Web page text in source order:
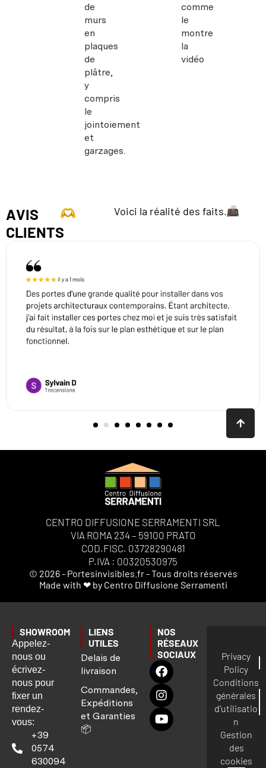
de
murs
en
plaques
de
plâtre,
y
compris
le
jointoiement
et
garzages.
comme
le
montre
la
vidéo
AVIS
CLIENTS
Voici la réalité des faits.
CENTRO DIFFUSIONE SERRAMENTI SRL
VIA ROMA 234 – 59100 PRATO
COD.FISC. 03728290481
P.IVA : 00320530975
© 2026 - Portesinvisibles.fr - Tous droits réservés
Made with ❤ by Centro Diffusione Serramenti
SHOWROOM
Appelez-
nous ou
écrivez-
nous pour
fixer un
rendez-
vous:
+39
0574
630094
LIENS
UTILES
Delais de
livraison
Commandes,
Expéditions
et Garanties
📦
NOS
RÉSEAUX
SOCIAUX
Privacy
Policy
Conditions
générales
d'utilisatio
n
Gestion
des
cookies